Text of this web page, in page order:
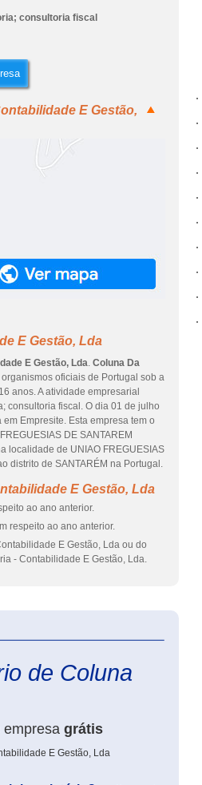
consultoria fiscal
E Gestão,
E Gestão, Lda
E Gestão, Lda. Coluna Da
oficiais de Portugal sob a
anos. A atividade empresarial
consultoria fiscal. O dia 01 de julho
Empresite. Esta empresa tem o
DE SANTAREM
localidade de UNIAO FREGUESIAS
distrito de SANTARÉM na Portugal.
E Gestão, Lda
ao ano anterior.
respeito ao ano anterior.
E Gestão, Lda ou do
- Contabilidade E Gestão, Lda.
de Coluna
empresa grátis
E Gestão, Lda